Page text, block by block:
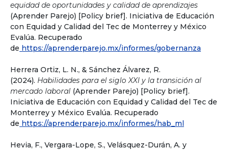
equidad de oportunidades y calidad de aprendizajes
(Aprender Parejo) [Policy brief]. Iniciativa de Educación
con Equidad y Calidad del Tec de Monterrey y México
Evalúa. Recuperado
de https://aprenderparejo.mx/informes/gobernanza
Herrera Ortiz, L. N., & Sánchez Álvarez, R.
(2024). Habilidades para el siglo XXI y la transición al
mercado laboral (Aprender Parejo) [Policy brief].
Iniciativa de Educación con Equidad y Calidad del Tec de
Monterrey y México Evalúa. Recuperado
de https://aprenderparejo.mx/informes/hab_ml
Hevia, F., Vergara-Lope, S., Velásquez-Durán, A. y